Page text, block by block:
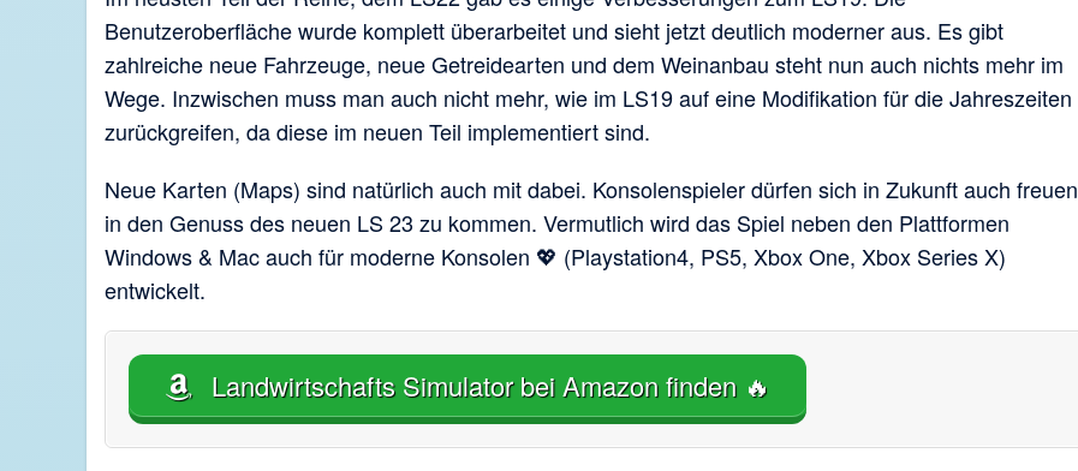
Benutzeroberfläche wurde komplett überarbeitet und sieht jetzt deutlich moderner aus. Es gibt
zahlreiche neue Fahrzeuge, neue Getreidearten und dem Weinanbau steht nun auch nichts mehr im
Wege. Inzwischen muss man auch nicht mehr, wie im LS19 auf eine Modifikation für die Jahreszeiten
zurückgreifen, da diese im neuen Teil implementiert sind.
Neue Karten (Maps) sind natürlich auch mit dabei. Konsolenspieler dürfen sich in Zukunft auch freuen
in den Genuss des neuen LS 23 zu kommen. Vermutlich wird das Spiel neben den Plattformen
Windows & Mac auch für moderne Konsolen 💖 (Playstation4, PS5, Xbox One, Xbox Series X)
entwickelt.
Landwirtschafts Simulator bei Amazon finden 🔥